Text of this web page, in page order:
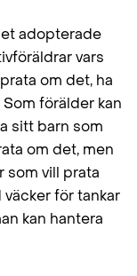
adopterade
vars
om det, ha
förälder kan
sitt barn som
om det, men
som vill prata
för tankar
kan hantera